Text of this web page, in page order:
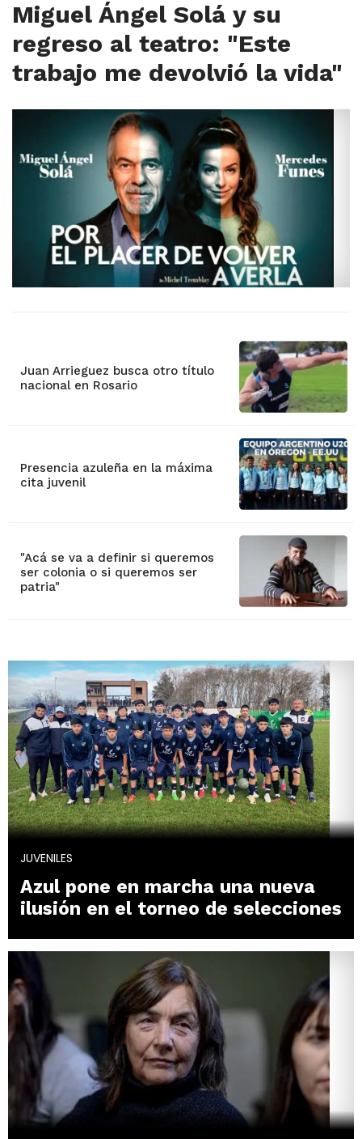
Miguel Ángel Solá y su
regreso al teatro: "Este
trabajo me devolvió la vida"
Juan Arrieguez busca otro título
nacional en Rosario
Presencia azuleña en la máxima
cita juvenil
"Acá se va a definir si queremos
ser colonia o si queremos ser
patria"
JUVENILES
Azul pone en marcha una nueva
ilusión en el torneo de selecciones